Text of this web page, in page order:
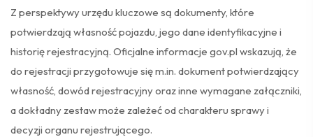
Z perspektywy urzędu kluczowe są dokumenty, które
potwierdzają własność pojazdu, jego dane identyfikacyjne i
historię rejestracyjną. Oficjalne informacje gov.pl wskazują, że
do rejestracji przygotowuje się m.in. dokument potwierdzający
własność, dowód rejestracyjny oraz inne wymagane załączniki,
a dokładny zestaw może zależeć od charakteru sprawy i
decyzji organu rejestrującego.